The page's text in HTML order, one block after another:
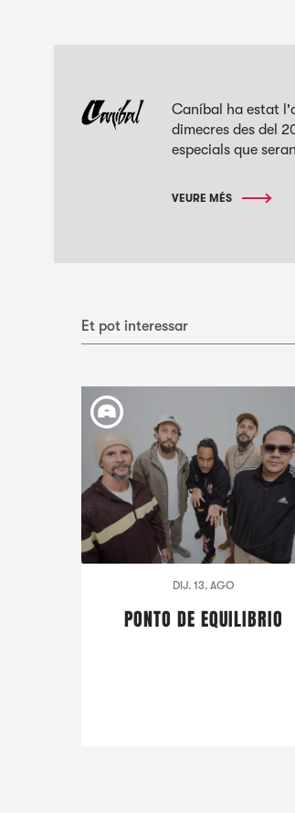
Caníbal ha estat
dimecres des del
especials que
VEURE MÉS
Et pot interessar
DIJ. 13. AGO
PONTO DE EQUILIBRIO